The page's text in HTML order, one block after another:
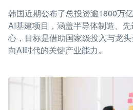
韩国近期公布了总投资逾1800万
AI基建项目，涵盖半导体制造、
心，目标是借助国家级投入与龙
向AI时代的关键产业能力。